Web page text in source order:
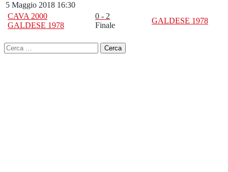
5 Maggio 2018 16:30
CAVA 2000
GALDESE 1978
0 - 2
Finale
GALDESE 1978
Ricerca
per: